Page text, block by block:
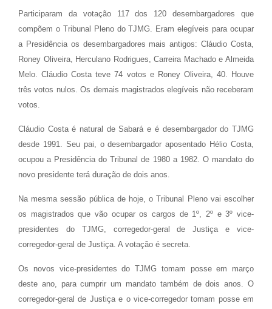
Participaram da votação 117 dos 120 desembargadores que
compõem o Tribunal Pleno do TJMG. Eram elegíveis para ocupar
a Presidência os desembargadores mais antigos: Cláudio Costa,
Roney Oliveira, Herculano Rodrigues, Carreira Machado e Almeida
Melo. Cláudio Costa teve 74 votos e Roney Oliveira, 40. Houve
três votos nulos. Os demais magistrados elegíveis não receberam
votos.
Cláudio Costa é natural de Sabará e é desembargador do TJMG
desde 1991. Seu pai, o desembargador aposentado Hélio Costa,
ocupou a Presidência do Tribunal de 1980 a 1982. O mandato do
novo presidente terá duração de dois anos.
Na mesma sessão pública de hoje, o Tribunal Pleno vai escolher
os magistrados que vão ocupar os cargos de 1º, 2º e 3º vice-
presidentes do TJMG, corregedor-geral de Justiça e vice-
corregedor-geral de Justiça. A votação é secreta.
Os novos vice-presidentes do TJMG tomam posse em março
deste ano, para cumprir um mandato também de dois anos. O
corregedor-geral de Justiça e o vice-corregedor tomam posse em